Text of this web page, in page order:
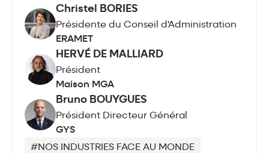
Christel BORIES
Présidente du Conseil d'Administration
ERAMET
HERVÉ DE MALLIARD
Président
Maison MGA
Bruno BOUYGUES
Président Directeur Général
GYS
#NOS INDUSTRIES FACE AU MONDE